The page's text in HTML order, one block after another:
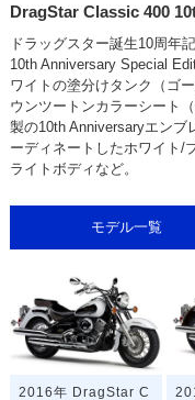
DragStar Classic 400
ドラッグスター誕生10周年
10th Anniversary Special
ワイトの塗分けタンク（ゴ
ウンツートンカラーシート
製の10th Anniversaryエンブ
ーディネートしたホワイト/
ライトボディなど。
モデル一覧
2016年 DragStar C